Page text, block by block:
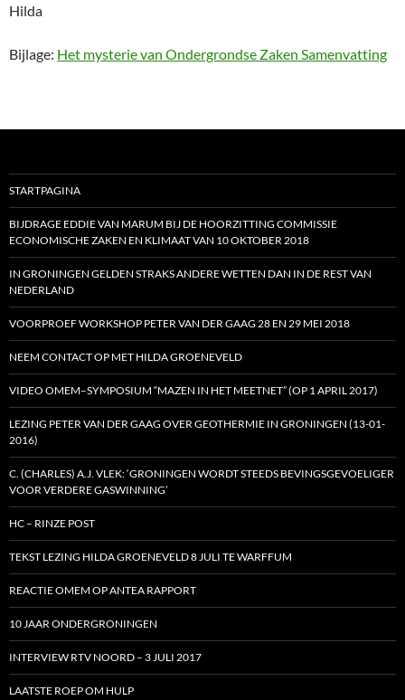
Hilda
Bijlage: Het mysterie van Ondergrondse Zaken Samenvatting
STARTPAGINA
BIJDRAGE EDDIE VAN MARUM BIJ DE HOORZITTING COMMISSIE
ECONOMISCHE ZAKEN EN KLIMAAT VAN 10 OKTOBER 2018
IN GRONINGEN GELDEN STRAKS ANDERE WETTEN DAN IN DE REST VAN
NEDERLAND
VOORPROEF WORKSHOP PETER VAN DER GAAG 28 EN 29 MEI 2018
NEEM CONTACT OP MET HILDA GROENEVELD
VIDEO OMEM–SYMPOSIUM “MAZEN IN HET MEETNET” (OP 1 APRIL 2017)
LEZING PETER VAN DER GAAG OVER GEOTHERMIE IN GRONINGEN (13-01-
2016)
C. (CHARLES) A.J. VLEK: ‘GRONINGEN WORDT STEEDS BEVINGSGEVOELIGER
VOOR VERDERE GASWINNING’
HC – RINZE POST
TEKST LEZING HILDA GROENEVELD 8 JULI TE WARFFUM
REACTIE OMEM OP ANTEA RAPPORT
10 JAAR ONDERGRONINGEN
INTERVIEW RTV NOORD – 3 JULI 2017
LAATSTE ROEP OM HULP